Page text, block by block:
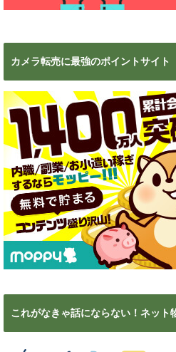
カメラ転売に最強のポイントサイ
これがなきゃ話にならない！ネット